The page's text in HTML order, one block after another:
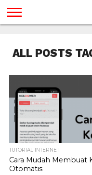
GAMES
DESAIN
ANDROID
IOS
YOUTUBE
INTERNET
WINDOWS
LINUX
MACINTOSH
MESSENGER
BLOGSPOT
WORDPRESS
PEMROGRAMAN
SEO
WEB
SERVER
ALL POSTS
TUTORIAL INTERNET
Cara Mudah Membuat
Otomatis